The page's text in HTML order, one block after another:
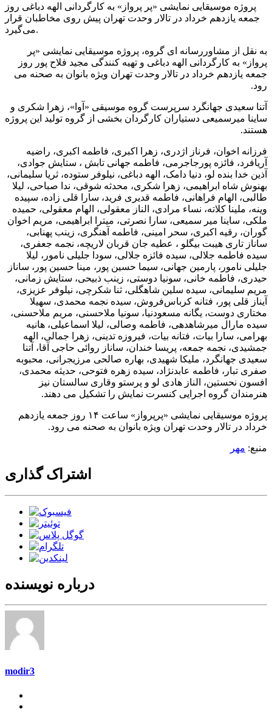
پروژه موسیقایی نمایشی «پر پرواز» به کارگردانی الهه دباغی روز
جمعه یازدهم خرداد در تالار وحدت تهران پیش روی مخاطبان قرار
می‌گیرد.
به نقل از مشاوررسانه ای گروه، پروژه موسیقایی نمایشی «پر
پرواز» به کارگردانی الهه دباغی و تهیه کنندگی مجید فلاح پور روز
جمعه یازدهم خرداد در تالار وحدت تهران ویژه بانوان به صحنه می
رود.
آتنا سعیدی جهانگرد سرپرست گروه موسیقی «آوا»، زهرا شکری و
ساینا میرسمیعی دستیاران کارگردان بخشی از گروه تولید این پروژه
هستند.
فرزانه اخوان، فرناز اژدری، زهرا اکبری، فاطمه اکبری، راضیه
آریافرد، فائزه پورجاجرمی، فاطمه جهانی تابش ، ستایش جوادی،
آذین خدا بنده لو، دنیا دامک، الهه دباغی، نیلوفر ستوده، ثریا سلیمانی،
بهنوش شاه ابراهیمی، زهرا شکری، محدثه شوقی، ندا صباحی، لیلا
طالبی، الهام فراهانی، فاطمه قدیری فرید، سارا قلی زاده، سپیده
وینه، ملینا کلاته، نساء مرادی، الناز معقولی، الهام معقولی، حمیده
ملکی، ‌‎ساینا میر سمیعی، سارا نصرتی، میترا ابراهیمی، مریم اخوان
گوران، رقیه اکبری، سحر امینی، فاطمه آهنگری، زینب پهنابی،
ساناز تاری هیبت بیگلو ، عطیه جان قربان لاریچه، نجمه جعفری،
سیده فاطمه جلالی، سیده فائزه جلالی، ‌‎سودا جلیلی نامور، لیلا
جلیلی نامور، پارمین جهانی، سیما حسین پور، ‌‎مینا حسین پور، ساناز
حیدری،‌‎ فاطمه خانی، سونیا دوستی، زینب ذبیحی، ستایش زمانی،
مریم سلیمانی، سیده سلین شاهگلی، ثنا شکرچی، نیلوفر عزیزی،
آیناز قلی پور، فتانه کرباس‌فروش، سیده نجمه محمدی، سهیلا
مختاری دوست، یگانه مسعودنیا، سونیا ملاحسنی، مریم ملاحسنی،
سیده مارال میرشاهدهی‌، فاطمه وصالی، ‎لیلا اسماعیلی، هانیه
بهرامی، سارا بیات، ‌‎فتانه بیات، فیروزه تدینی، زهرا جمالی، الهه
جمشیدی، نجمه جمعه، پریسا خندان، ساناز روائی حاجی آقا، آتنا
سعیدی جهانگرد، ملیکا شهیدی، بهاره صالحی مرزیجرانی، محبوبه
صفری تبار، فاطمه عابدنژاد، سیده زهره فتوحی، حدیثه محمدی،
افسون نحستین، الناز هادی لو و پرستو وقاری سالستان نیز
هنرمندان گروه اجرایی کنسرت نمایش را تشکیل می دهند.
پروژه موسیقایی نمایشی «پرپرواز» ساعت ۱۴ روز جمعه یازدهم
خرداد در تالار وحدت تهران ویژه بانوان به صحنه می رود.
منبع: مهر
اشتراک گذاری
درباره نویسنده
modir3